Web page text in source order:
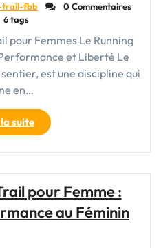
les
trail-fbb
0 Commentaires
6 tags
pour Femmes Le Running
et Liberté Le
est une discipline qui
en…
suite"Découvrez
l’univers
captivant
trail
au
pour Femme :
au Féminin